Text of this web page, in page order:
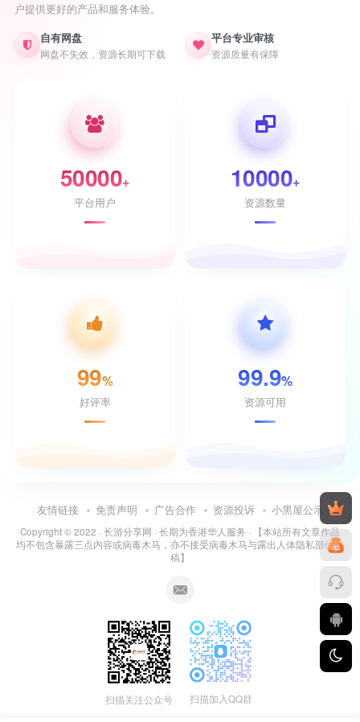
户提供更好的产品和服务体验。
自有网盘
网盘不失效，资源长期可下载
平台专业审核
资源质量有保障
50000+
平台用户
10000+
资源数量
99%
好评率
99.9%
资源可用
友情链接 免责声明 广告合作 资源投诉 小黑屋公示
Copyright © 2022 · 长游分享网 · 长期为香港华人服务 · 【本站所有文章作品
均不包含暴露三点内容或病毒木马，亦不接受病毒木马与露出人体隐私部位投
稿】
扫描关注公众号 扫描加入QQ群